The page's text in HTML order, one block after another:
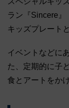
ラン『Sincere』
キッズプレート
イベントなどに
た、定期的に子
食とアートをか